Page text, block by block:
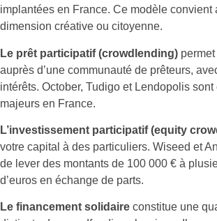
implantées en France. Ce modèle convient
dimension créative ou citoyenne.
Le prêt participatif (crowdlending) permet
auprès d’une communauté de prêteurs,
intérêts. October, Tudigo et Lendopolis sont
majeurs en France.
L’investissement participatif (equity
votre capital à des particuliers. Wiseed et
de lever des montants de 100 000 € à
d’euros en échange de parts.
Le financement solidaire constitue une